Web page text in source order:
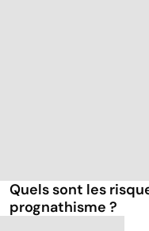
Quels sont les
prognathisme ?